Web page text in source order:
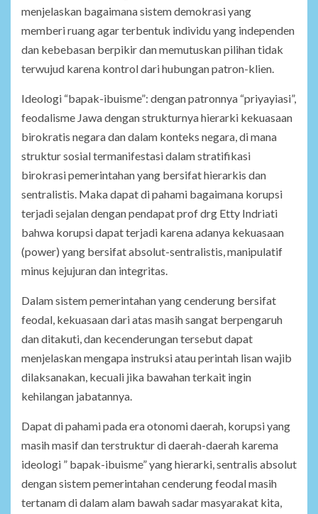
menjelaskan bagaimana sistem demokrasi yang
memberi ruang agar terbentuk individu yang independen
dan kebebasan berpikir dan memutuskan pilihan tidak
terwujud karena kontrol dari hubungan patron-klien.
Ideologi “bapak-ibuisme”: dengan patronnya “priyayiasi”,
feodalisme Jawa dengan strukturnya hierarki kekuasaan
birokratis negara dan dalam konteks negara, di mana
struktur sosial termanifestasi dalam stratifikasi
birokrasi pemerintahan yang bersifat hierarkis dan
sentralistis. Maka dapat di pahami bagaimana korupsi
terjadi sejalan dengan pendapat prof drg Etty Indriati
bahwa korupsi dapat terjadi karena adanya kekuasaan
(power) yang bersifat absolut-sentralistis, manipulatif
minus kejujuran dan integritas.
Dalam sistem pemerintahan yang cenderung bersifat
feodal, kekuasaan dari atas masih sangat berpengaruh
dan ditakuti, dan kecenderungan tersebut dapat
menjelaskan mengapa instruksi atau perintah lisan wajib
dilaksanakan, kecuali jika bawahan terkait ingin
kehilangan jabatannya.
Dapat di pahami pada era otonomi daerah, korupsi yang
masih masif dan terstruktur di daerah-daerah karema
ideologi ” bapak-ibuisme” yang hierarki, sentralis absolut
dengan sistem pemerintahan cenderung feodal masih
tertanam di dalam alam bawah sadar masyarakat kita,